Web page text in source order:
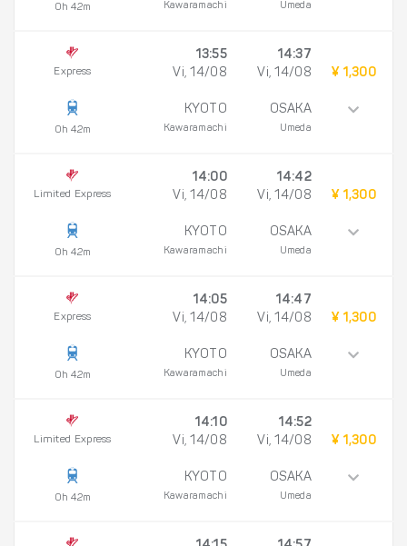
0h 42m Kawaramachi Umeda
Express
0h 42m
13:55
Vi, 14/08
KYOTO
Kawaramachi
14:37
Vi, 14/08
OSAKA
Umeda
¥ 1,300
Limited Express
0h 42m
14:00
Vi, 14/08
KYOTO
Kawaramachi
14:42
Vi, 14/08
OSAKA
Umeda
¥ 1,300
Express
0h 42m
14:05
Vi, 14/08
KYOTO
Kawaramachi
14:47
Vi, 14/08
OSAKA
Umeda
¥ 1,300
Limited Express
0h 42m
14:10
Vi, 14/08
KYOTO
Kawaramachi
14:52
Vi, 14/08
OSAKA
Umeda
¥ 1,300